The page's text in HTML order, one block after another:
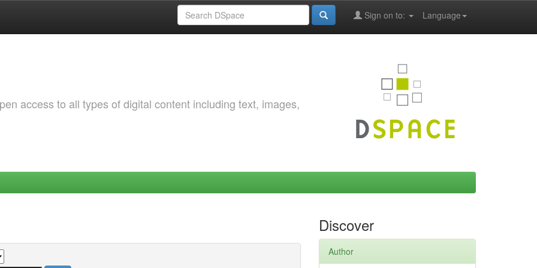
Language
Sign on to:
access to all types of digital content including text, images,
Discover
Author